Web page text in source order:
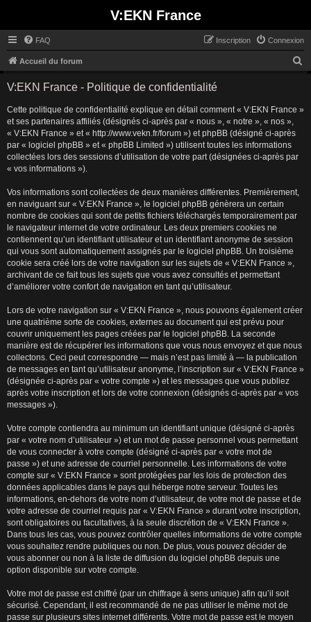
V:EKN France
FAQ Connexion
Inscription
Accueil du forum
V:EKN France - Politique de confidentialité
Cette politique de confidentialité explique en détail comment « V:EKN France »
et ses partenaires affiliés (désignés ci-après par « nous », « notre », « nos »,
« V:EKN France » et « http://www.vekn.fr/forum ») et phpBB (désigné ci-après
par « logiciel phpBB » et « phpBB Limited ») utilisent toutes les informations
collectées lors des sessions d’utilisation de votre part (désignées ci-après par
« vos informations »).
Vos informations sont collectées de deux manières différentes. Premièrement,
en naviguant sur « V:EKN France », le logiciel phpBB génèrera un certain
nombre de cookies qui sont de petits fichiers téléchargés temporairement par
le navigateur internet de votre ordinateur. Les deux premiers cookies ne
contiennent qu’un identifiant utilisateur et un identifiant anonyme de session
qui vous sont automatiquement assignés par le logiciel phpBB. Un troisième
cookie sera créé lors de votre navigation sur les sujets de « V:EKN France »,
archivant de ce fait tous les sujets que vous avez consultés et permettant
d’améliorer votre confort de navigation en tant qu’utilisateur.
Lors de votre navigation sur « V:EKN France », nous pouvons également créer
une quatrième sorte de cookies, externes au document qui est prévu pour
couvrir uniquement les pages créées par le logiciel phpBB. La seconde
manière est de récupérer les informations que vous nous envoyez et que nous
collectons. Ceci peut correspondre — mais n’est pas limité à — la publication
de messages en tant qu’utilisateur anonyme, l’inscription sur « V:EKN France »
(désignée ci-après par « votre compte ») et les messages que vous publiez
après votre inscription et lors de votre connexion (désignés ci-après par « vos
messages »).
Votre compte contiendra au minimum un identifiant unique (désigné ci-après
par « votre nom d’utilisateur ») et un mot de passe personnel vous permettant
de vous connecter à votre compte (désigné ci-après par « votre mot de
passe ») et une adresse de courriel personnelle. Les informations de votre
compte sur « V:EKN France » sont protégées par les lois de protection des
données applicables dans le pays qui héberge notre serveur. Toutes les
informations, en-dehors de votre nom d’utilisateur, de votre mot de passe et de
votre adresse de courriel requis par « V:EKN France » durant votre inscription,
sont obligatoires ou facultatives, à la seule discrétion de « V:EKN France ».
Dans tous les cas, vous pouvez contrôler quelles informations de votre compte
vous souhaitez rendre publiques ou non. De plus, vous pouvez décider de
vous abonner ou non à la liste de diffusion du logiciel phpBB depuis une
option disponible sur votre compte.
Votre mot de passe est chiffré (par un chiffrage à sens unique) afin qu’il soit
sécurisé. Cependant, il est recommandé de ne pas utiliser le même mot de
passe sur plusieurs sites internet différents. Votre mot de passe est le moyen